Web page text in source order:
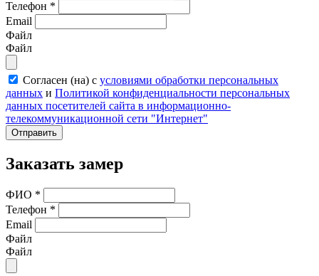
Телефон *
Email
Файл
Файл
Согласен (на) с условиями обработки персональных
данных и Политикой конфиденциальности персональных
данных посетителей сайта в информационно-
телекоммуникационной сети "Интернет"
Отправить
Заказать замер
ФИО *
Телефон *
Email
Файл
Файл